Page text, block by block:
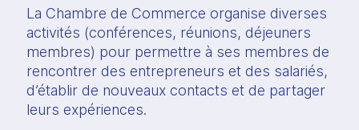
La Chambre de Commerce organise diverses
activités (conférences, réunions, déjeuners
membres) pour permettre à ses membres de
rencontrer des entrepreneurs et des salariés,
d’établir de nouveaux contacts et de partager
leurs expériences.